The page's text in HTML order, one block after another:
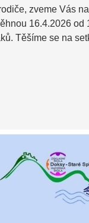
zveme Vás
16.4.2026 od
Těšíme se na